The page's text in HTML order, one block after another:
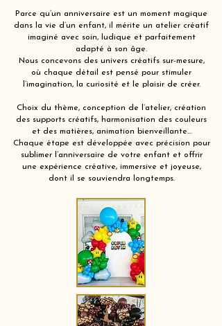
Parce qu’un anniversaire est un moment magique
dans la vie d’un enfant, il mérite un atelier créatif
imaginé avec soin, ludique et parfaitement
adapté à son âge.
Nous concevons des univers créatifs sur-mesure,
où chaque détail est pensé pour stimuler
l’imagination, la curiosité et le plaisir de créer.
Choix du thème, conception de l’atelier, création
des supports créatifs, harmonisation des couleurs
et des matières, animation bienveillante…
Chaque étape est développée avec précision pour
sublimer l’anniversaire de votre enfant et offrir
une expérience créative, immersive et joyeuse,
dont il se souviendra longtemps.